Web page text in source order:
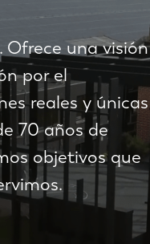
Ofrece una visión
por el
reales y únicas
70 años de
objetivos que